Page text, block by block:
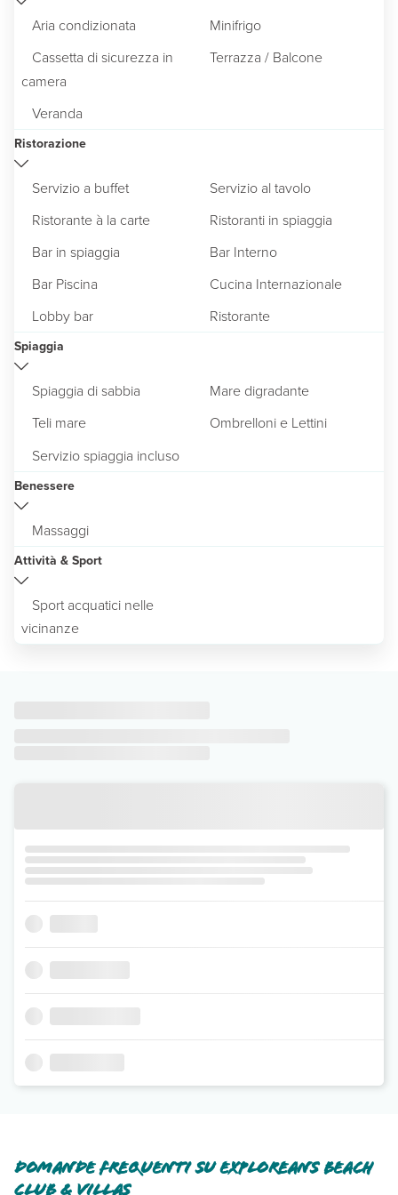
Aria condizionata
Minifrigo
Cassetta di sicurezza in
camera
Terrazza / Balcone
Veranda
Ristorazione
Servizio a buffet
Servizio al tavolo
Ristorante à la carte
Ristoranti in spiaggia
Bar in spiaggia
Bar Interno
Bar Piscina
Cucina Internazionale
Lobby bar
Ristorante
Spiaggia
Spiaggia di sabbia
Mare digradante
Teli mare
Ombrelloni e Lettini
Servizio spiaggia incluso
Benessere
Massaggi
Attività & Sport
Sport acquatici nelle
vicinanze
Domande frequenti su Exploreans Beach
Club & Villas